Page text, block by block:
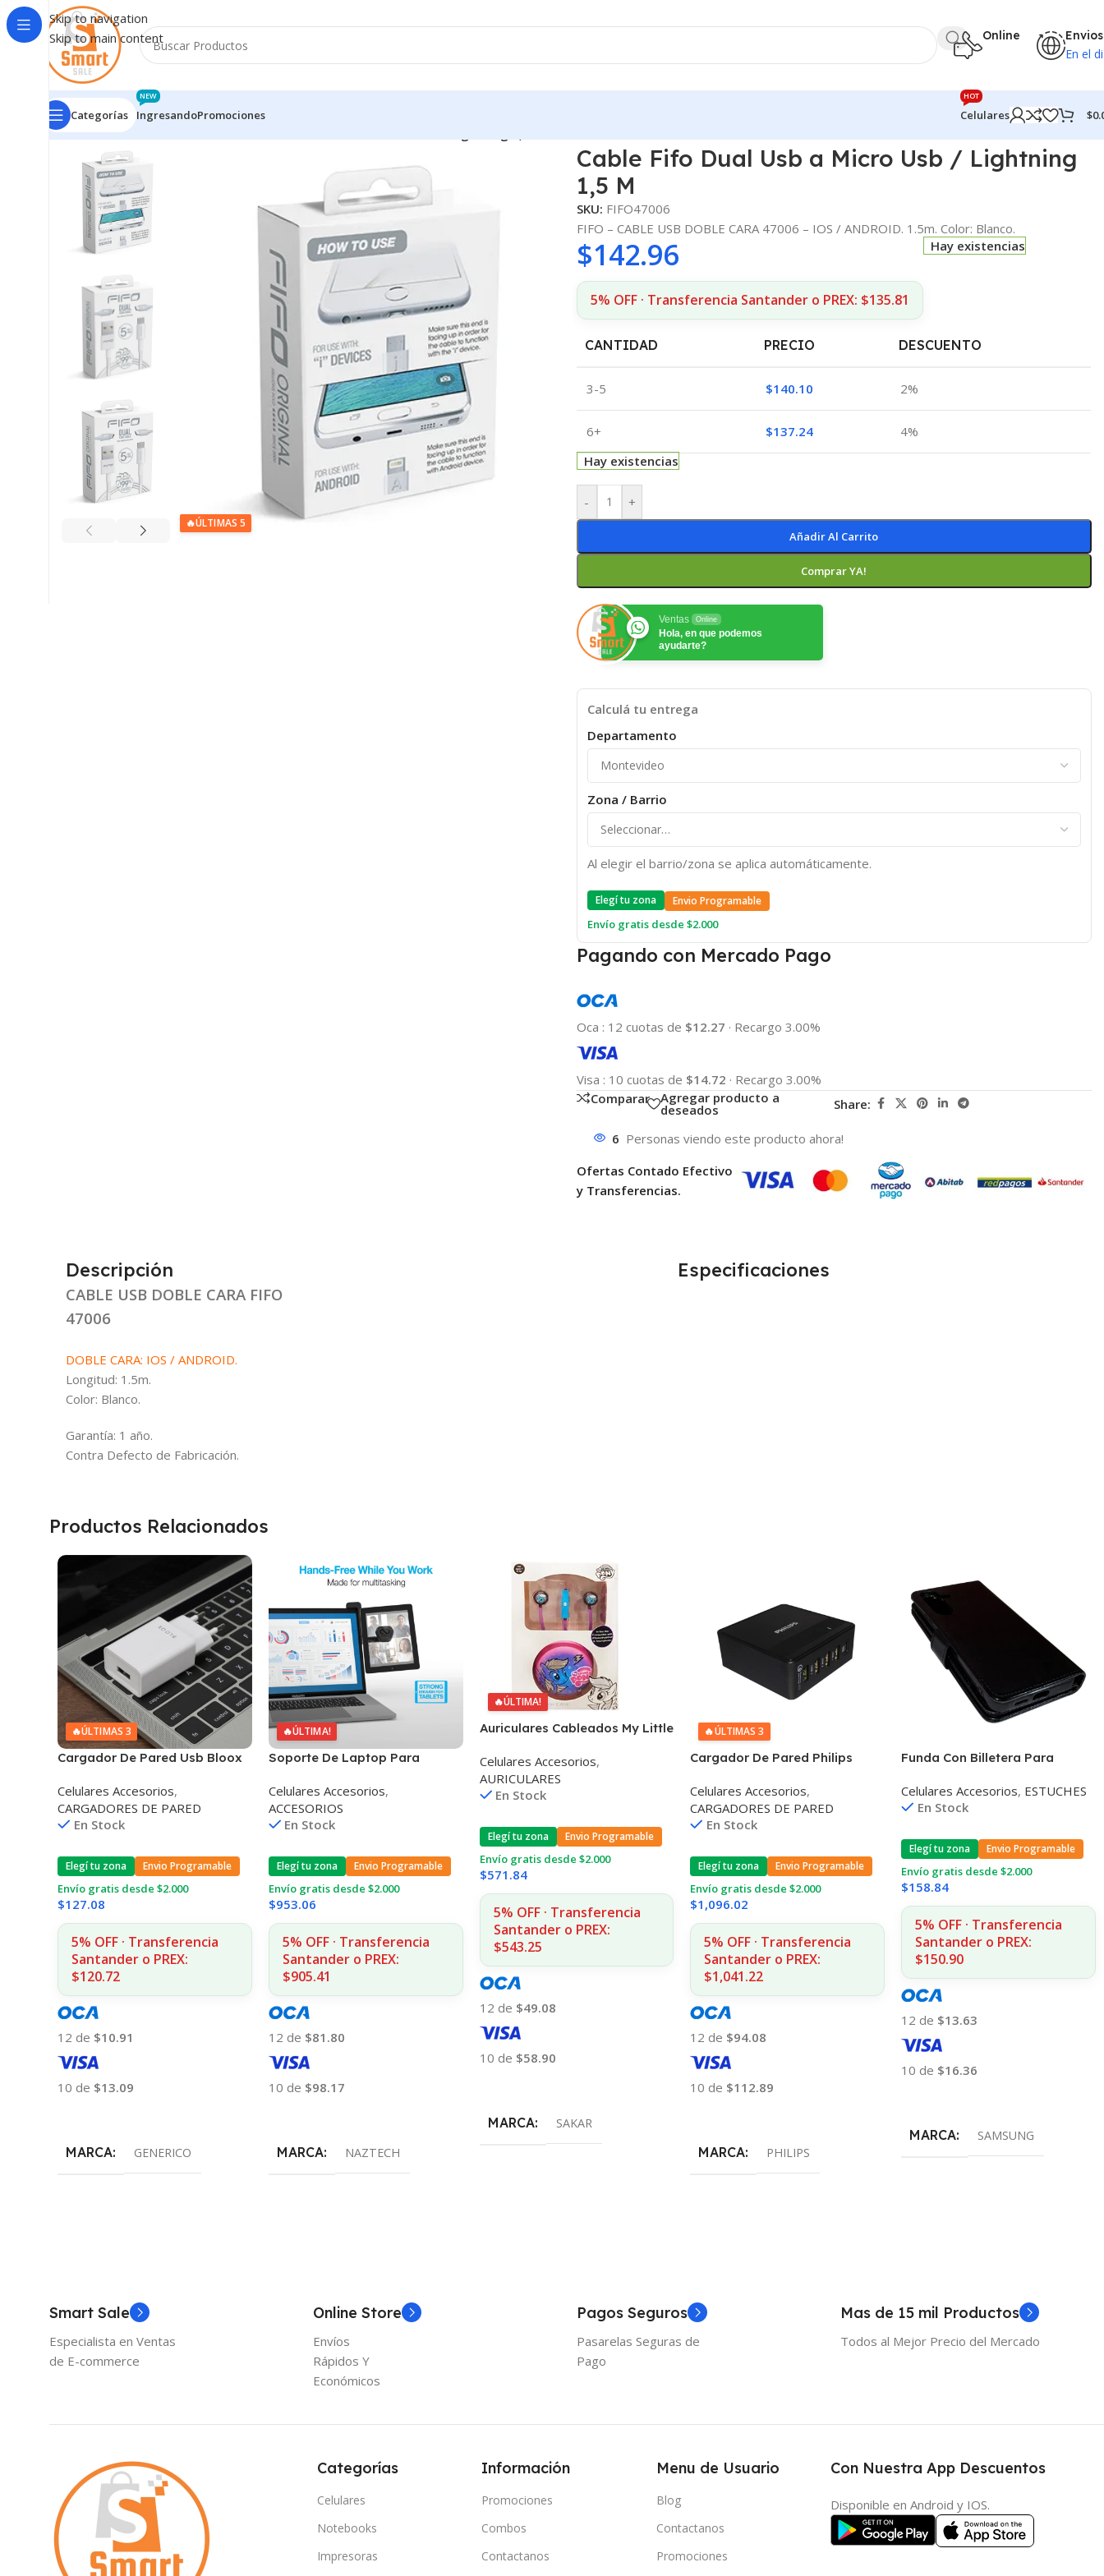
Skip to navigation
Skip to main content
Online Envios
En el
Categorías Ingresando
NEW
Promociones Celulares
HOT
$
Inicio/Celulares Accesorios
🔥ÚLTIMAS 5
Cable Fifo Dual Usb a Micro Usb / Lightning
1,5 M
SKU: FIFO47006
FIFO – CABLE USB DOBLE CARA 47006 – IOS / ANDROID. 1.5m. Color: Blanco.
$142.96
5% OFF · Transferencia Santander o PREX: $135.81
Hay existencias
CANTIDAD PRECIO DESCUENTO
3-5 $140.10 2%
6+ $137.24
4%
Hay existencias
- +
Añadir Al Carrito
Comprar YA!
Ventas Online
Hola, en que podemos
ayudarte?
Calculá tu entrega
Departamento
Zona / Barrio
Al elegir el barrio/zona se aplica automáticamente.
Elegí tu zona Envio Programable
Envío gratis desde $2.000
Pagando con Mercado Pago
Oca : 12 cuotas de $12.27 · Recargo 3.00%
Visa : 10 cuotas de $14.72 · Recargo 3.00%
Comparar
Agregar producto a
deseados Share:
6 Personas viendo este producto ahora!
Ofertas Contado Efectivo
y Transferencias.
Descripción
CABLE USB DOBLE CARA FIFO
47006
DOBLE CARA: IOS / ANDROID.
Longitud: 1.5m.
Color: Blanco.
Garantía: 1 año.
Contra Defecto de Fabricación.
Especificaciones
Productos Relacionados
🔥ÚLTIMAS 3
Cargador De Pared Usb Bloox
Celulares Accesorios,
CARGADORES DE PARED
En Stock
Elegí tu zona Envio Programable
Envío gratis desde $2.000
$127.08
5% OFF · Transferencia
Santander o PREX:
$120.72
12 de $10.91
10 de $13.09
MARCA GENERICO
🔥ÚLTIMA!
Soporte De Laptop Para
Elite 360°
Celulares Accesorios,
ACCESORIOS
En Stock
Elegí tu zona Envio Programable
Envío gratis desde $2.000
$953.06
5% OFF · Transferencia
Santander o PREX:
$905.41
12 de $81.80
10 de $98.17
MARCA NAZTECH
🔥ÚLTIMA!
Auriculares Cableados My Little
Celulares Accesorios,
AURICULARES
En Stock
Elegí tu zona Envio Programable
Envío gratis desde $2.000
$571.84
5% OFF · Transferencia
Santander o PREX:
$543.25
12 de $49.08
10 de $58.90
MARCA SAKAR
🔥ÚLTIMAS 3
Cargador De Pared Philips
Celulares Accesorios,
CARGADORES DE PARED
En Stock
Elegí tu zona Envio Programable
Envío gratis desde $2.000
$1,096.02
5% OFF · Transferencia
Santander o PREX:
$1,041.22
12 de $94.08
10 de $112.89
MARCA PHILIPS
Funda Con Billetera Para
Celulares Accesorios, ESTUCHES
En Stock
Elegí tu zona Envio Programable
Envío gratis desde $2.000
$158.84
5% OFF · Transferencia
Santander o PREX:
$150.90
12 de $13.63
10 de $16.36
MARCA SAMSUNG
Smart Sale
Especialista en Ventas
de E-commerce
Online Store
Envíos
Rápidos Y
Económicos
Pagos Seguros
Pasarelas Seguras de
Pago
Mas de 15 mil Productos
Todos al Mejor Precio del Mercado
Categorías
Celulares
Notebooks
Impresoras
Información
Promociones
Combos
Contactanos
Menu de Usuario
Blog
Contactanos
Promociones
Con Nuestra App Descuentos
Disponible en Android y IOS.